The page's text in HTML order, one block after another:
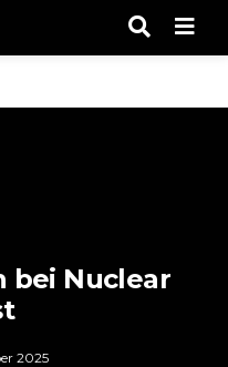
bei Nuclear
2025